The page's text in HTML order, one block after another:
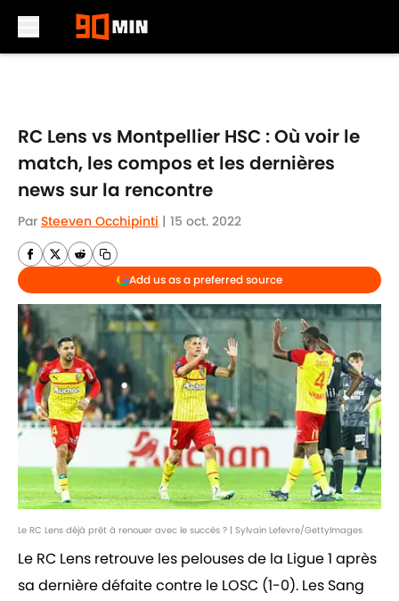
RC Lens vs Montpellier HSC : Où voir le
match, les compos et les dernières
news sur la rencontre
Par Steeven Occhipinti | 15 oct. 2022
Add us as a preferred source
Le RC Lens déjà prêt à renouer avec le succès ? | Sylvain Lefevre/GettyImages
Le RC Lens retrouve les pelouses de la Ligue 1 après
sa dernière défaite contre le LOSC (1-0). Les Sang